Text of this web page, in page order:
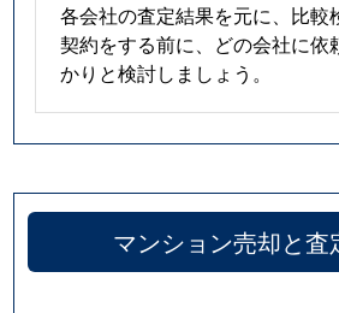
各会社の査定結果を元に、比較
契約をする前に、どの会社に依
かりと検討しましょう。
マンション売却と査